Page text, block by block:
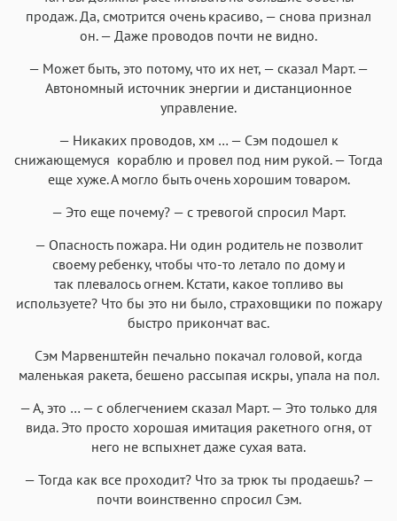
продаж. Да, смотрится очень красиво, — снова признал
он. — Даже проводов почти не видно.
— Может быть, это потому, что их нет, — сказал Март. —
Автономный источник энергии и дистанционное
управление.
— Никаких проводов, хм … — Сэм подошел к
снижающемуся кораблю и провел под ним рукой. — Тогда
еще хуже. А могло быть очень хорошим товаром.
— Это еще почему? — с тревогой спросил Март.
— Опасность пожара. Ни один родитель не позволит
своему ребенку, чтобы что-то летало по дому и
так плевалось огнем. Кстати, какое топливо вы
используете? Что бы это ни было, страховщики по пожару
быстро прикончат вас.
Сэм Марвенштейн печально покачал головой, когда
маленькая ракета, бешено рассыпая искры, упала на пол.
— А, это … — с облегчением сказал Март. — Это только для
вида. Это просто хорошая имитация ракетного огня, от
него не вспыхнет даже сухая вата.
— Тогда как все проходит? Что за трюк ты продаешь? —
почти воинственно спросил Сэм.